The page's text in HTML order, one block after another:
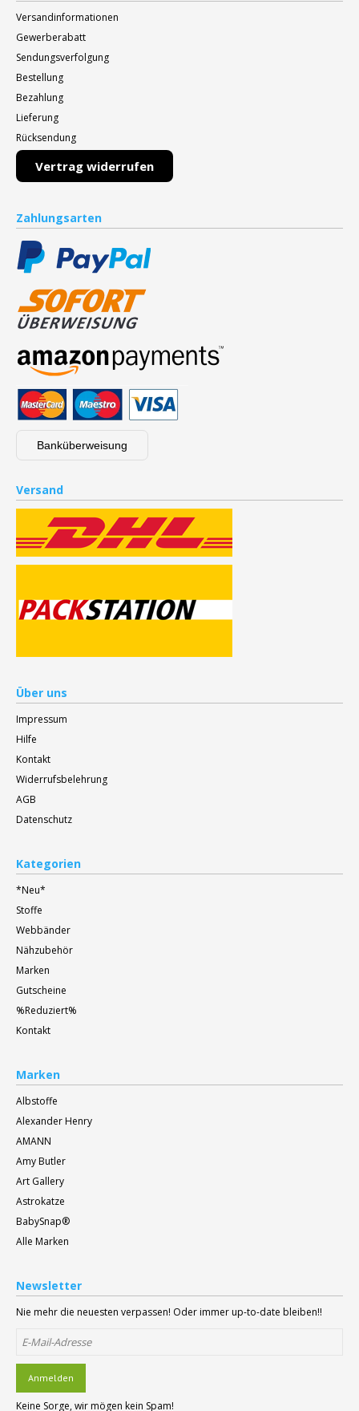
Versandinformationen
Gewerberabatt
Sendungsverfolgung
Bestellung
Bezahlung
Lieferung
Rücksendung
Vertrag widerrufen
Zahlungsarten
Banküberweisung
Versand
Über uns
Impressum
Hilfe
Kontakt
Widerrufsbelehrung
AGB
Datenschutz
Kategorien
*Neu*
Stoffe
Webbänder
Nähzubehör
Marken
Gutscheine
%Reduziert%
Kontakt
Marken
Albstoffe
Alexander Henry
AMANN
Amy Butler
Art Gallery
Astrokatze
BabySnap®
Alle Marken
Newsletter
Nie mehr die neuesten verpassen! Oder immer up-to-date bleiben!!
Anmelden
Keine Sorge, wir mögen kein Spam!